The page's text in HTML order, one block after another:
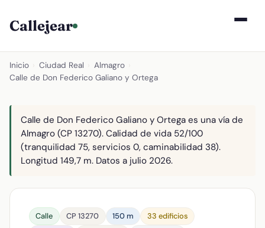
Callejear
Inicio Ciudad Real Almagro
Calle de Don Federico Galiano y Ortega
Calle de Don Federico Galiano y Ortega es una vía de
Almagro (CP 13270). Calidad de vida 52/100
(tranquilidad 75, servicios 0, caminabilidad 38).
Longitud 149,7 m. Datos a julio 2026.
Calle CP 13270 150 m
33 edificios